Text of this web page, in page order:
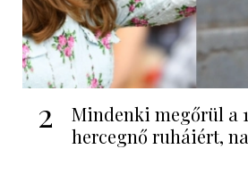
2
Mindenki megőrül a
hercegnő ruháiért,